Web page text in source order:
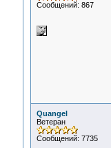
Сообщений: 867
Quangel
Ветеран
Сообщений: 7735